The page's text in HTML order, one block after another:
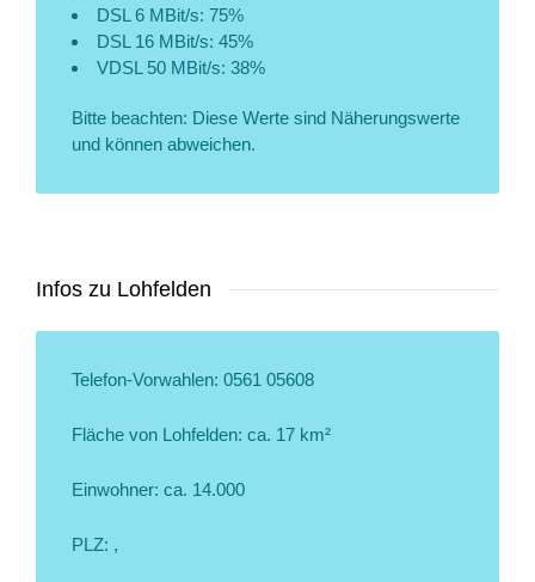
DSL 6 MBit/s: 75%
DSL 16 MBit/s: 45%
VDSL 50 MBit/s: 38%
Bitte beachten: Diese Werte sind Näherungswerte
und können abweichen.
Infos zu Lohfelden
Telefon-Vorwahlen: 0561 05608
Fläche von Lohfelden: ca. 17 km²
Einwohner: ca. 14.000
PLZ: ,